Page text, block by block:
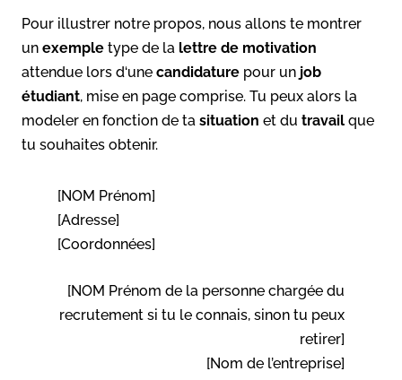
Pour illustrer notre propos, nous allons te montrer
un exemple type de la lettre de motivation
attendue lors d‘une candidature pour un job
étudiant, mise en page comprise. Tu peux alors la
modeler en fonction de ta situation et du travail que
tu souhaites obtenir.
[NOM Prénom]
[Adresse]
[Coordonnées]
[NOM Prénom de la personne chargée du
recrutement si tu le connais, sinon tu peux
retirer]
[Nom de l’entreprise]